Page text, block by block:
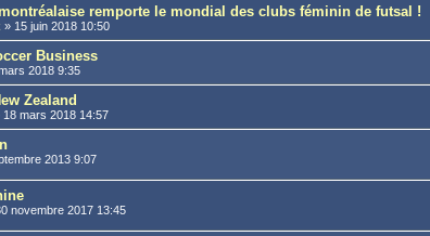
remporte le mondial des clubs féminin de futsal !
»15 juin 2018 10:50
Business
2018 9:35
Zealand
18 mars 2018 14:57
2013 9:07
novembre 2017 13:45